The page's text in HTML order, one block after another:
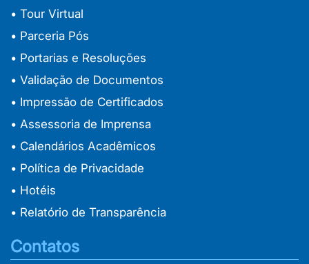
• Tour Virtual
• Parceria Pós
• Portarias e Resoluções
• Validação de Documentos
• Impressão de Certificados
• Assessoria de Imprensa
• Calendários Acadêmicos
• Política de Privacidade
• Hotéis
• Relatório de Transparência
Contatos